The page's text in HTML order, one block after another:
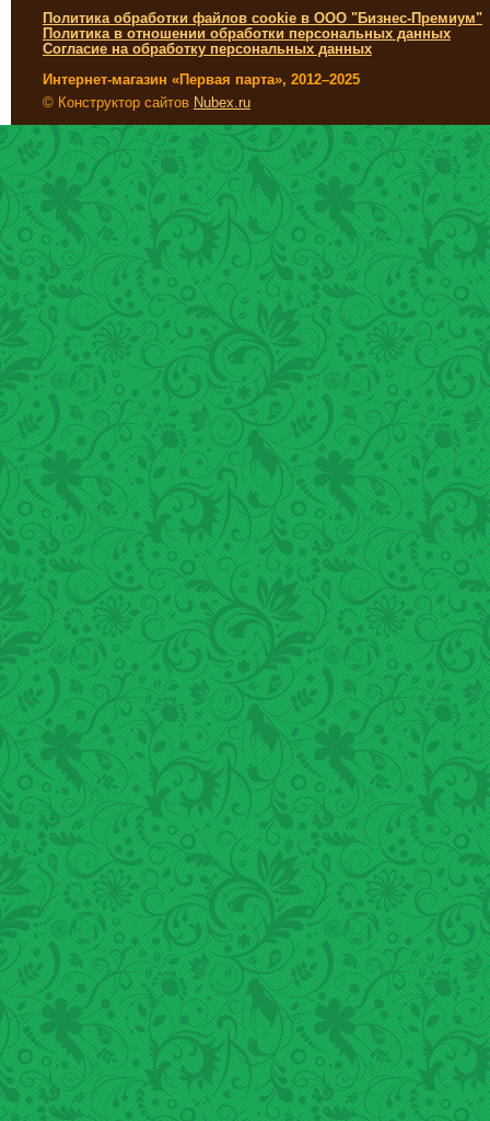
Политика обработки файлов cookie в ООО "Бизнес-Премиум"
Политика в отношении обработки персональных данных
Согласие на обработку персональных данных
Интернет-магазин «Первая парта», 2012–2025
© Конструктор сайтов Nubex.ru